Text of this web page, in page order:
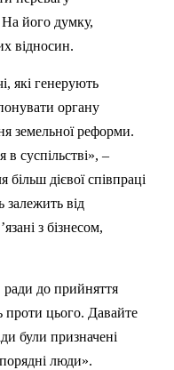
На його думку,
відносин.
які генерують
органу
земельної реформи.
в суспільстві», –
дієвої співпраці
залежить від
і з бізнесом,
ради до прийняття
проти цього. Давайте
були призначені
люди».